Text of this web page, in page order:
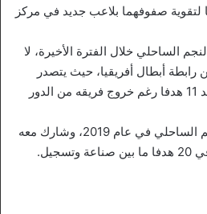
صفوفهما بلاعب جديد في مركز
الساحلي خلال الفترة الأخيرة، لا
رابطة أبطال أفريقيا، حيث يتصدر
ترتيب هدافي المسابقة برصيد 11 هدفا رغم خروج فريقه من الدور
وانضم اللاعب الجزائري للنجم الساحلي في عام 2019، وشارك معه